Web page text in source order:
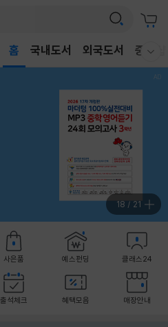
홈 국내도서 외국도서 중고샵
18 / 21
사은품 예스펀딩 클래스24
출석체크 혜택모음 매장안내